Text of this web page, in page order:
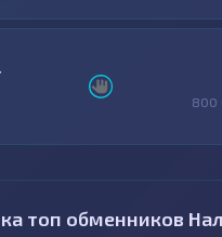
800
топ обменников